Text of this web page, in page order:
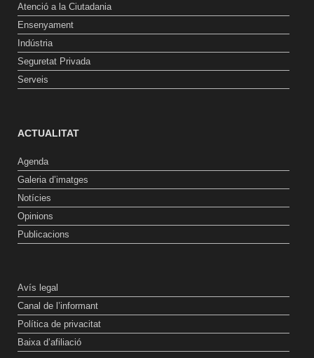
Atenció a la Ciutadania
Ensenyament
Indústria
Seguretat Privada
Serveis
ACTUALITAT
Agenda
Galeria d’imatges
Notícies
Opinions
Publicacions
Avís legal
Canal de l’informant
Política de privacitat
Baixa d’afiliació